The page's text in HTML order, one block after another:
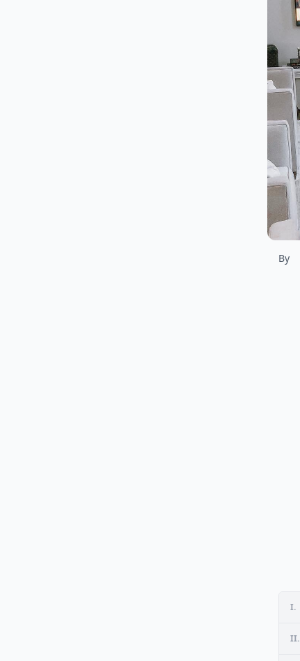
By
I.
II.